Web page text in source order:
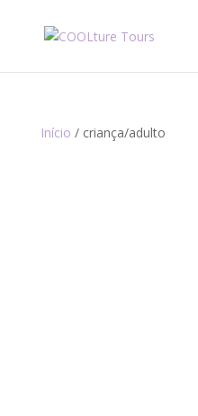
Início / criança/adulto